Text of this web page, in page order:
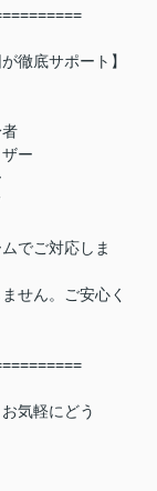
徹底サポート】
ー
でご対応しま
せん。ご安心く
気軽にどう